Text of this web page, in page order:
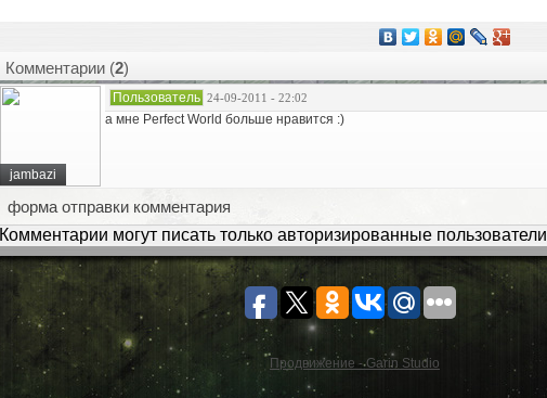
Комментарии (2)
jambazi
Пользователь 24-09-2011 - 22:02
а мне Perfect World больше нравится :)
форма отправки комментария
Комментарии могут писать только авторизированные пользователи
Продвижение - Garin Studio